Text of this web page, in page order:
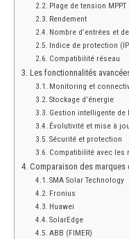
Plage de tension MPPT
Rendement
Nombre d’entrées et
Indice de protection
Compatibilité réseau
Les fonctionnalités
Monitoring et
Stockage d’énergie
Gestion intelligente de
Évolutivité et mise à
Sécurité et protection
Compatibilité avec les
Comparaison des marques
SMA Solar Technology
Fronius
Huawei
SolarEdge
ABB (FIMER)